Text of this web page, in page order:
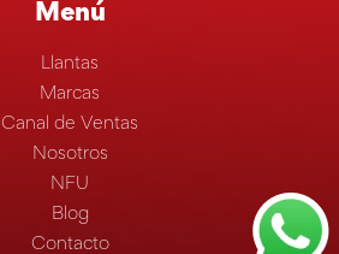
Menú
Llantas
Marcas
Canal de Ventas
Nosotros
NFU
Blog
Contacto